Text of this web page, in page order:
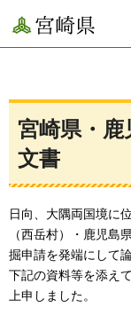
宮崎県
宮崎県・
文書
日向、大隅両国境に
（西岳村）・鹿児島
掘申請を発端にして
下記の資料等を添え
上申しました。